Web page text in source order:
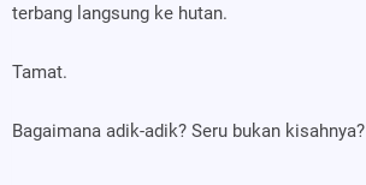
terbang langsung ke hutan.
Tamat.
Bagaimana adik-adik? Seru bukan kisahnya?